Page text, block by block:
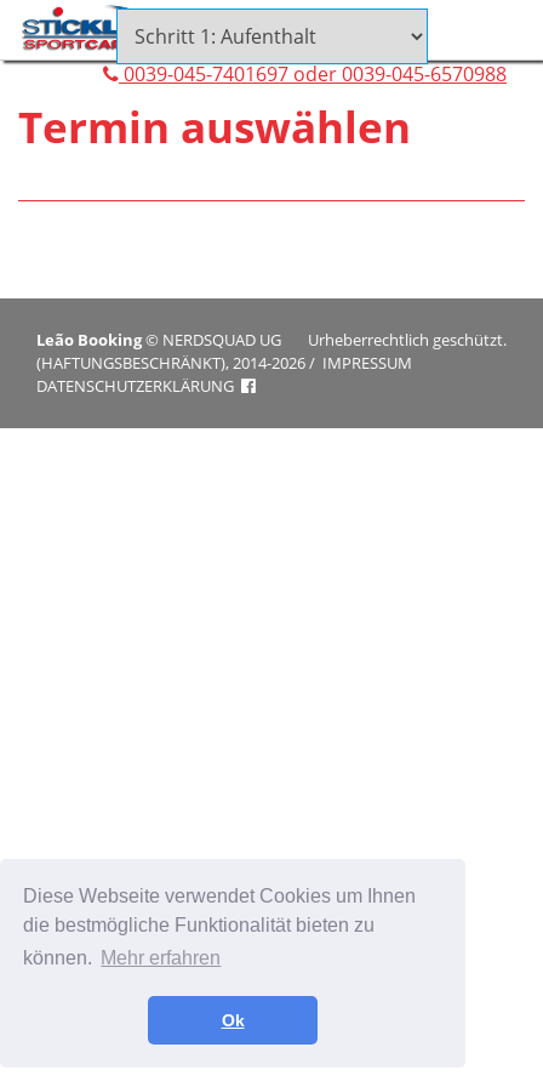
Diese Webseite verwendet Cookies um Ihnen
die bestmögliche Funktionalität bieten zu
können. Mehr erfahren
Ok
0039-045-7401697 oder 0039-045-6570988
Termin auswählen
Urheberrechtlich geschützt.
Leão Booking© NERDSQUAD UG
(HAFTUNGSBESCHRÄNKT), 2014-2026/ IMPRESSUM
DATENSCHUTZERKLÄRUNG